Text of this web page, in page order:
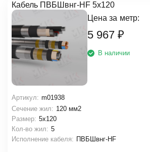
Кабель ПВБШвнг-HF 5х120
Цена за метр:
5 967 ₽
В наличии
Артикул: m01938
Сечение жил: 120 мм2
Размер: 5х120
Кол-во жил: 5
Исполнение кабеля: ПВБШвнг-HF